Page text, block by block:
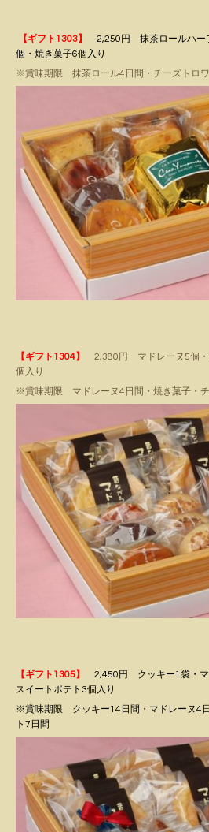
【ギフト1303】
2,250円 抹茶ロールハー
個・焼き菓子6個入り
※賞味期限 抹茶ロール4日間・チーズトロワ
【ギフト1304】
2,380円 マドレーヌ5個・
個入り
※賞味期限 マドレーヌ4日間・焼き菓子・
【ギフト1305】 2,450円 クッキー1袋・マ
スイートポテト3個入り
※賞味期限 クッキー14日間・マドレーヌ4
ト7日間